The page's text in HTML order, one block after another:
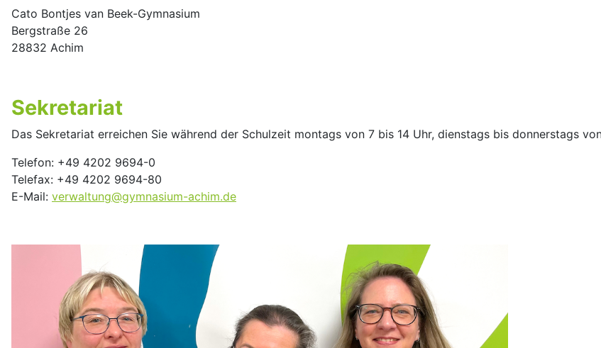
Cato Bontjes van Beek-Gymnasium
Bergstraße 26
28832 Achim
Sekretariat
Das Sekretariat erreichen Sie während der Schulzeit montags von 7 bis 14 Uhr, dienstags bis donnerstags
Telefon: +49 4202 9694-0
Telefax: +49 4202 9694-80
E-Mail: verwaltung@gymnasium-achim.de